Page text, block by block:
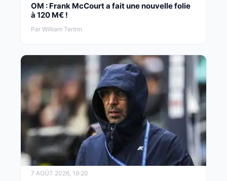
OM : Frank McCourt a fait une nouvelle folie
à 120 M€ !
Par William Tertrin
7 AOÛT 2026, 19:20